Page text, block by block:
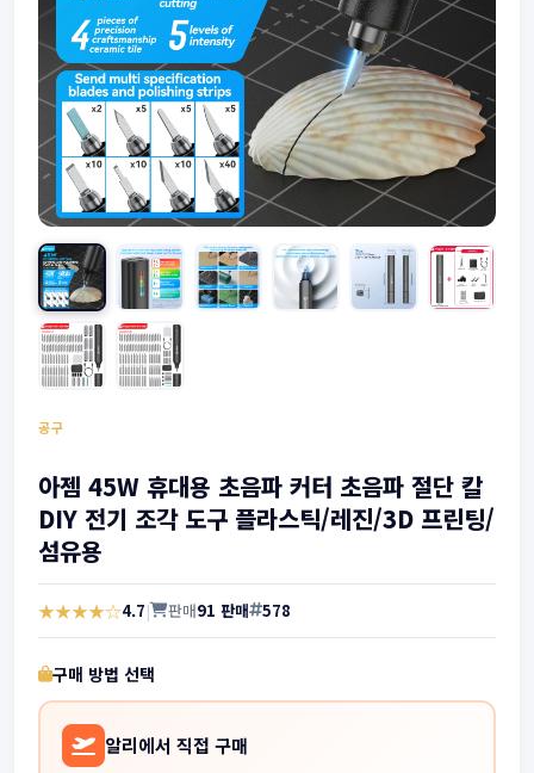
공구
아젬 45W 휴대용 초음파 커터 초음파 절단 칼
DIY 전기 조각 도구 플라스틱/레진/3D 프린팅/
섬유용
★★★★☆4.7| 판매91 판매 578
구매 방법 선택
알리에서 직접 구매